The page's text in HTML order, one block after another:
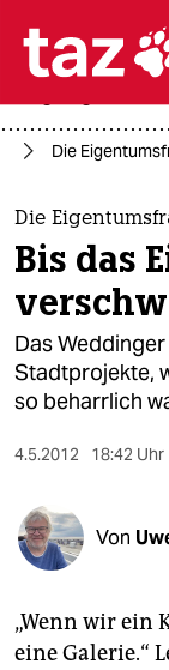
themen
politik
öko
gesellschaft
berlin
wahrheit
Die
Die
Bis das
Das
Stadtprojekte,
so beharrlich
4.5.2012 18:42 Uhr
Von
„Wenn wir ein
eine Galerie.“